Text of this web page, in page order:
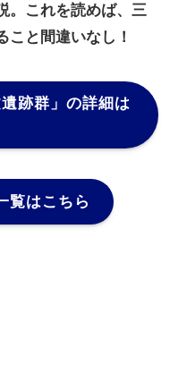
。これを読めば、三
こと間違いなし！
跡群」 の詳細は
覧はこちら